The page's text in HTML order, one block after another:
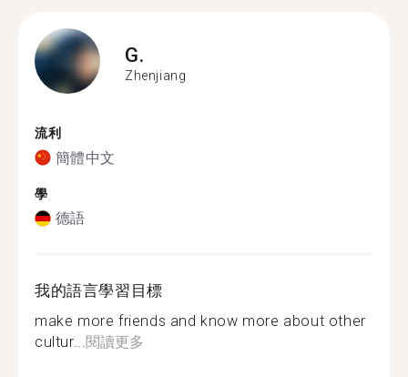
G.
Zhenjiang
流利
簡體中文
學
德語
我的語言學習目標
make more friends and know more about other
cultur...閱讀更多